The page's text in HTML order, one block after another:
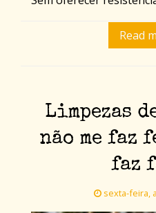
Read
Limpezas
não me faz
faz
sexta-feira,